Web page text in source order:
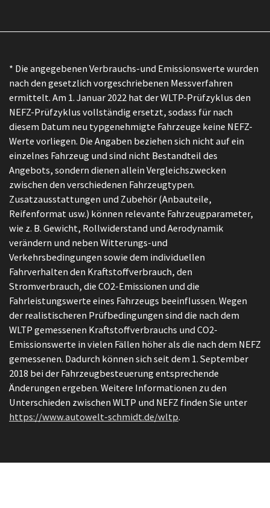
* Die angegebenen Verbrauchs-und Emissionswerte wurden
nach den gesetzlich vorgeschriebenen Messverfahren
ermittelt. Am 1. Januar 2022 hat der WLTP-Prüfzyklus den
NEFZ-Prüfzyklus vollständig ersetzt, sodass für nach
diesem Datum neu typgenehmigte Fahrzeuge keine NEFZ-
Werte vorliegen. Die Angaben beziehen sich nicht auf ein
einzelnes Fahrzeug und sind nicht Bestandteil des
Angebots, sondern dienen allein Vergleichszwecken
zwischen den verschiedenen Fahrzeugtypen.
Zusatzausstattungen und Zubehör (Anbauteile,
Reifenformat usw.) können relevante Fahrzeugparameter,
wie z. B. Gewicht, Rollwiderstand und Aerodynamik
verändern und neben Witterungs-und
Verkehrsbedingungen sowie dem individuellen
Fahrverhalten den Kraftstoffverbrauch, den
Stromverbrauch, die CO2-Emissionen und die
Fahrleistungswerte eines Fahrzeugs beeinflussen. Wegen
der realistischeren Prüfbedingungen sind die nach dem
WLTP gemessenen Kraftstoffverbrauchs und CO2-
Emissionswerte in vielen Fällen höher als die nach dem NEFZ
gemessenen. Dadurch können sich seit dem 1. September
2018 bei der Fahrzeugbesteuerung entsprechende
Änderungen ergeben. Weitere Informationen zu den
Unterschieden zwischen WLTP und NEFZ finden Sie unter
https://www.autowelt-schmidt.de/wltp.